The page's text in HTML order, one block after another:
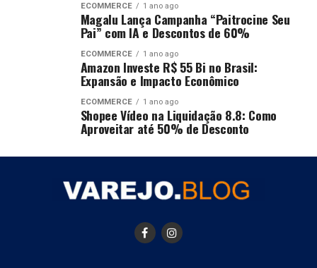
ECOMMERCE 1 ano ago
Magalu Lança Campanha “Paitrocine Seu
Pai” com IA e Descontos de 60%
ECOMMERCE 1 ano ago
Amazon Investe R$ 55 Bi no Brasil:
Expansão e Impacto Econômico
ECOMMERCE 1 ano ago
Shopee Vídeo na Liquidação 8.8: Como
Aproveitar até 50% de Desconto